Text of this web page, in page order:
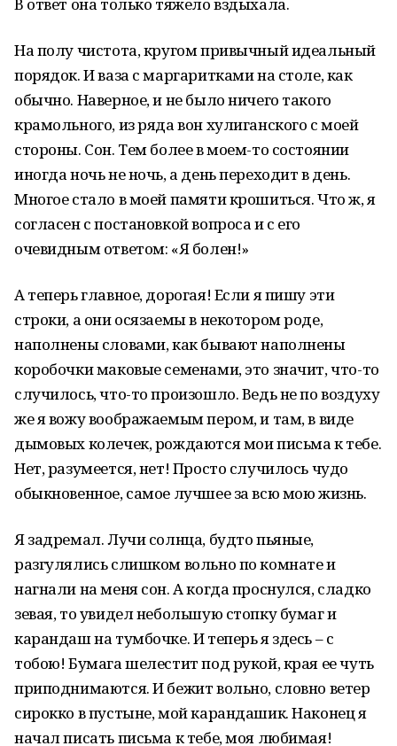
На полу чистота, кругом привычный идеальный
порядок. И ваза с маргаритками на столе, как
обычно. Наверное, и не было ничего такого
крамольного, из ряда вон хулиганского с моей
стороны. Сон. Тем более в моем-то состоянии
иногда ночь не ночь, а день переходит в день.
Многое стало в моей памяти крошиться. Что ж, я
согласен с постановкой вопроса и с его
очевидным ответом: «Я болен!»
А теперь главное, дорогая! Если я пишу эти
строки, а они осязаемы в некотором роде,
наполнены словами, как бывают наполнены
коробочки маковые семенами, это значит, что-то
случилось, что-то произошло. Ведь не по воздуху
же я вожу воображаемым пером, и там, в виде
дымовых колечек, рождаются мои письма к тебе.
Нет, разумеется, нет! Просто случилось чудо
обыкновенное, самое лучшее за всю мою жизнь.
Я задремал. Лучи солнца, будто пьяные,
разгулялись слишком вольно по комнате и
нагнали на меня сон. А когда проснулся, сладко
зевая, то увидел небольшую стопку бумаг и
карандаш на тумбочке. И теперь я здесь – с
тобою! Бумага шелестит под рукой, края ее чуть
приподнимаются. И бежит вольно, словно ветер
сирокко в пустыне, мой карандашик. Наконец я
начал писать письма к тебе, моя любимая!